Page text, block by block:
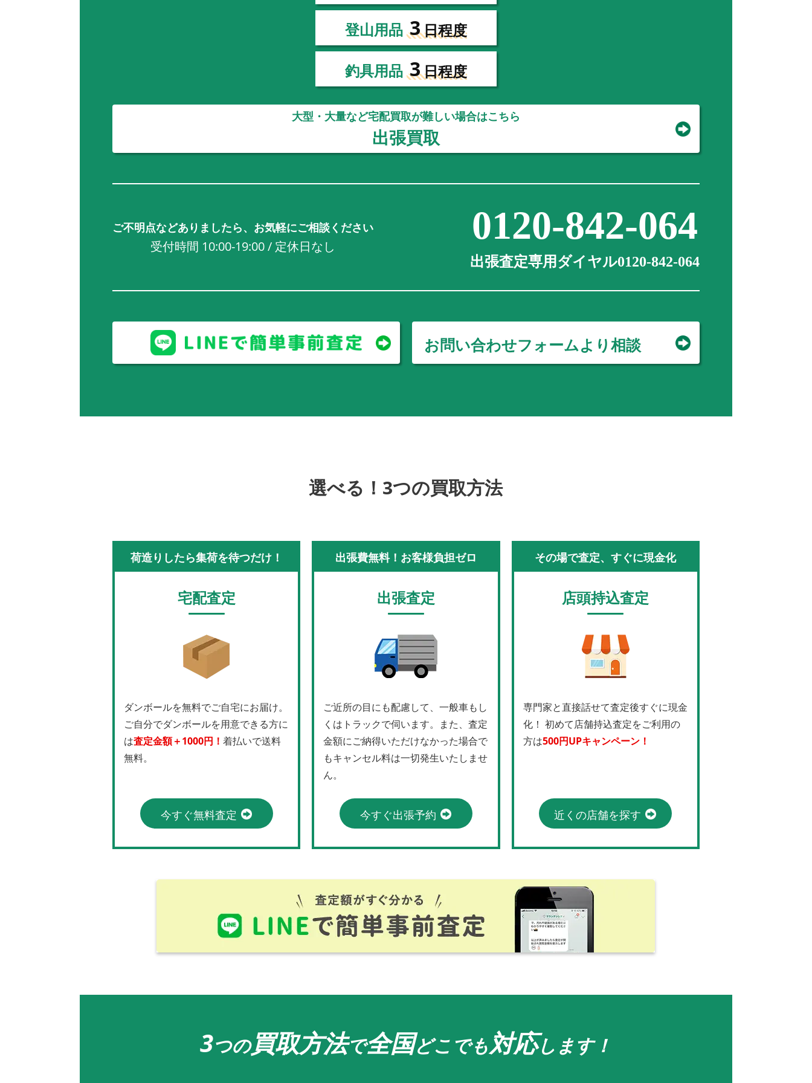
登山用品 3日程度
釣具用品 3日程度
大型・大量など宅配買取が難しい場合はこちら
出張買取
ご不明点などありましたら、お気軽にご相談ください
受付時間 10:00-19:00 / 定休日なし 0120-842-064
出張査定専用ダイヤル0120-842-064
お問い合わせフォームより相談
選べる！3つの買取方法
荷造りしたら集荷を待つだけ！
宅配査定
ダンボールを無料でご自宅にお届け。
ご自分でダンボールを用意できる方に
は査定金額＋1000円！ 着払いで送料
無料。
今すぐ無料査定
出張費無料！お客様負担ゼロ
出張査定
ご近所の目にも配慮して、一般車もし
くはトラックで伺います。また、査定
金額にご納得いただけなかった場合で
もキャンセル料は一切発生いたしませ
ん。
今すぐ出張予約
その場で査定、すぐに現金化
店頭持込査定
専門家と直接話せて査定後すぐに現金
化！ 初めて店舗持込査定をご利用の
方は500円UPキャンペーン！
近くの店舗を探す
3つの買取方法で全国どこでも対応します！